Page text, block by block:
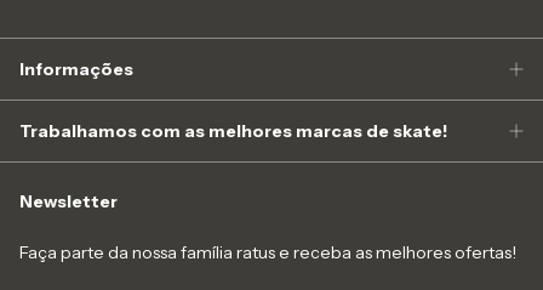
Informações
Trabalhamos com as melhores marcas de skate!
Newsletter
Faça parte da nossa família ratus e receba as melhores ofertas!